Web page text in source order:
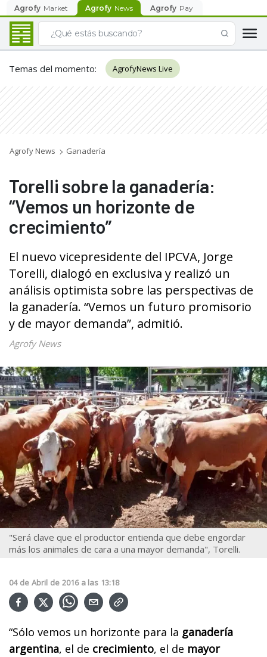
Agrofy Market Agrofy News Agrofy Pay
Temas del momento: AgrofyNews Live
Agrofy News Ganadería
Torelli sobre la ganadería:
“Vemos un horizonte de
crecimiento”
El nuevo vicepresidente del IPCVA, Jorge
Torelli, dialogó en exclusiva y realizó un
análisis optimista sobre las perspectivas de
la ganadería. “Vemos un futuro promisorio
y de mayor demanda”, admitió.
Agrofy News
"Será clave que el productor entienda que debe engordar
más los animales de cara a una mayor demanda", Torelli.
04 de Abril de 2016 a las 13:18
“Sólo vemos un horizonte para la ganadería
argentina, el de crecimiento, el de mayor